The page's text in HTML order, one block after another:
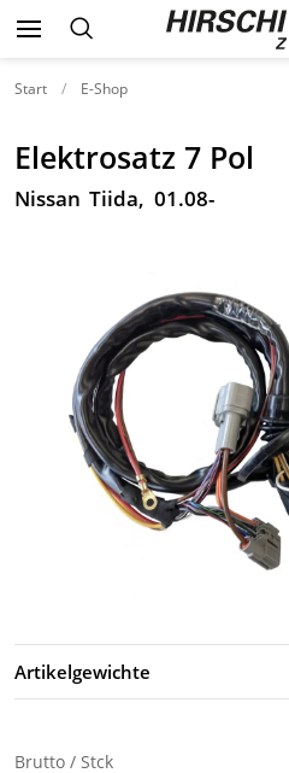
Start E-Shop
Elektrosatz 7 Pol
Nissan Tiida, 01.08-
Artikelgewichte
Brutto / Stck